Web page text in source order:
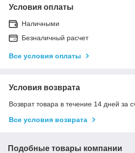
Условия оплаты
Наличными
Безналичный расчет
Все условия оплаты
Условия возврата
Возврат товара в течение 14 дней за
Все условия возврата
Подобные товары компании